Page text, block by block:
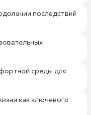
последствий
среды для
как ключевого